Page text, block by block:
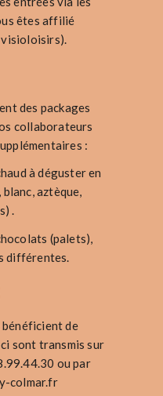
êtes affilié
des packages
collaborateurs
:
à déguster en
aztèque,
.
(palets),
différentes.
bénéficient de
sont transmis sur
ou par
colmar.fr